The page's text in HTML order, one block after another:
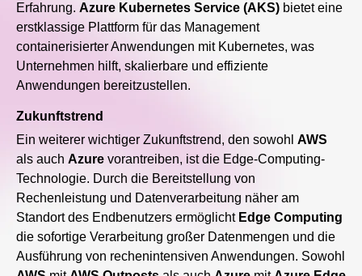
Erfahrung. Azure Kubernetes Service (AKS) bietet eine
erstklassige Plattform für das Management
containerisierter Anwendungen mit Kubernetes, was
Unternehmen hilft, skalierbare und effiziente
Anwendungen bereitzustellen.
Zukunftstrend
Ein weiterer wichtiger Zukunftstrend, den sowohl AWS
als auch Azure vorantreiben, ist die Edge-Computing-
Technologie. Durch die Bereitstellung von
Rechenleistung und Datenverarbeitung näher am
Standort des Endbenutzers ermöglicht Edge Computing
die sofortige Verarbeitung großer Datenmengen und die
Ausführung von rechenintensiven Anwendungen. Sowohl